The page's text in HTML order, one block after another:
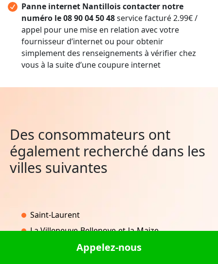
Panne internet Nantillois contacter notre
numéro le 08 90 04 50 48service facturé 2.99€ /
appel pour une mise en relation avec votre
fournisseur d’internet ou pour obtenir
simplement des renseignements à vérifier chez
vous à la suite d’une coupure internet
Des consommateurs ont
également recherché dans les
villes suivantes
Saint-Laurent
La Villeneuve-Bellenoye-et-la-Maize
Appelez-nous